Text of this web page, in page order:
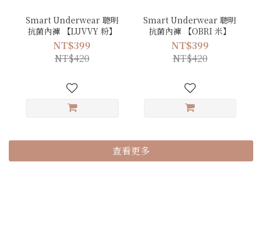
Smart Underwear 聰明
抗菌內褲 【LUVVY 粉】
NT$399
NT$420
Smart Underwear 聰明
抗菌內褲 【OBRI 米】
NT$399
NT$420
查看更多